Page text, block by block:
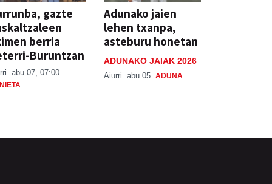
gazte
berria
Buruntzan
abu 07, 07:00
Adunako jaien
lehen txanpa,
asteburu honetan
ADUNAKO JAIAK 2026
Aiurri abu 05 ADUNA